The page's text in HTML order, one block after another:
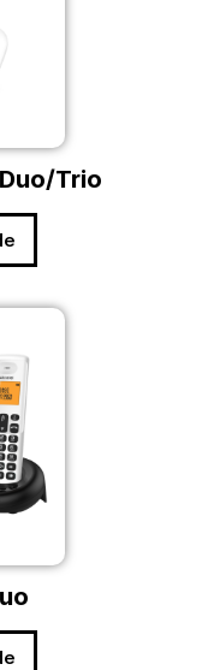
Trio